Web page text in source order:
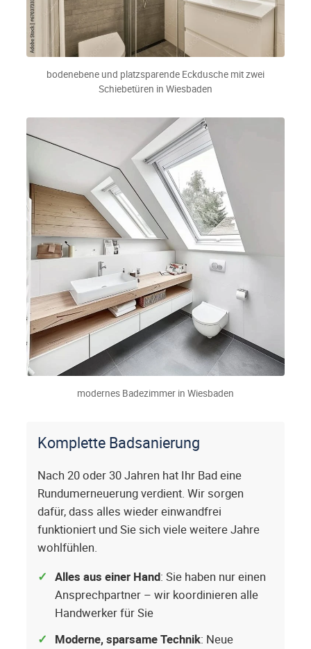
bodenebene und platzsparende Eckdusche mit zwei
Schiebetüren in Wiesbaden
modernes Badezimmer in Wiesbaden
Komplette Badsanierung
Nach 20 oder 30 Jahren hat Ihr Bad eine
Rundumerneuerung verdient. Wir sorgen
dafür, dass alles wieder einwandfrei
funktioniert und Sie sich viele weitere Jahre
wohlfühlen.
Alles aus einer Hand: Sie haben nur einen
Ansprechpartner – wir koordinieren alle
Handwerker für Sie
Moderne, sparsame Technik: Neue